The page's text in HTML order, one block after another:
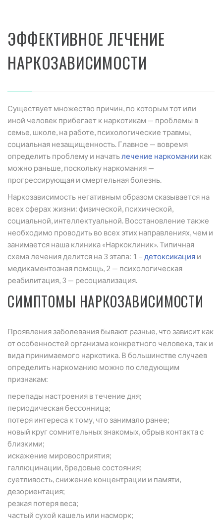
ЭФФЕКТИВНОЕ ЛЕЧЕНИЕ
НАРКОЗАВИСИМОСТИ
Существует множество причин, по которым тот или
иной человек прибегает к наркотикам — проблемы в
семье, школе, на работе, психологические травмы,
социальная незащищенность. Главное — вовремя
определить проблему и начать лечение наркомании как
можно раньше, поскольку наркомания —
прогрессирующая и смертельная болезнь.
Наркозависимость негативным образом сказывается на
всех сферах жизни: физической, психической,
социальной, интеллектуальной. Восстановление также
необходимо проводить во всех этих направлениях, чем и
занимается наша клиника «Наркоклиник». Типичная
схема лечения делится на 3 этапа: 1 – детоксикация и
медикаментозная помощь, 2 — психологическая
реабилитация, 3 — ресоциализация.
СИМПТОМЫ НАРКОЗАВИСИМОСТИ
Проявления заболевания бывают разные, что зависит как
от особенностей организма конкретного человека, так и
вида принимаемого наркотика. В большинстве случаев
определить наркоманию можно по следующим
признакам:
перепады настроения в течение дня;
периодическая бессонница;
потеря интереса к тому, что занимало ранее;
новый круг сомнительных знакомых, обрыв контакта с
близкими;
искажение мировосприятия;
галлюцинации, бредовые состояния;
суетливость, снижение концентрации и памяти,
дезориентация;
резкая потеря веса;
частый сухой кашель или насморк;